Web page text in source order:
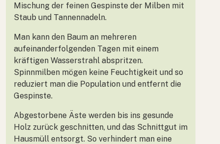
Mischung der feinen Gespinste der Milben mit
Staub und Tannennadeln.
Man kann den Baum an mehreren
aufeinanderfolgenden Tagen mit einem
kräftigen Wasserstrahl abspritzen.
Spinnmilben mögen keine Feuchtigkeit und so
reduziert man die Population und entfernt die
Gespinste.
Abgestorbene Äste werden bis ins gesunde
Holz zurück geschnitten, und das Schnittgut im
Hausmüll entsorgt. So verhindert man eine